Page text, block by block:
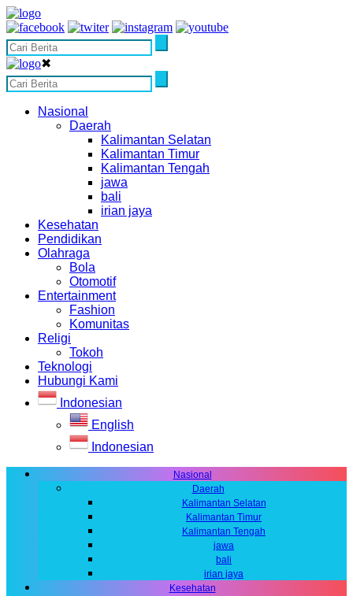
✖
Nasional
Daerah
Kalimantan Selatan
Kalimantan Timur
Kalimantan Tengah
jawa
bali
irian jaya
Kesehatan
Pendidikan
Olahraga
Bola
Otomotif
Entertainment
Fashion
Komunitas
Religi
Tokoh
Teknologi
Hubungi Kami
Indonesian
English
Indonesian
Nasional
Daerah
Kalimantan Selatan
Kalimantan Timur
Kalimantan Tengah
jawa
bali
irian jaya
Kesehatan